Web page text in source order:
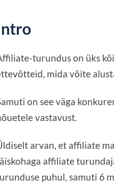
turundus on üks
mida võite
on see väga
vastavust.
arvan, et affiliate
affiliate
puhul, samuti 6